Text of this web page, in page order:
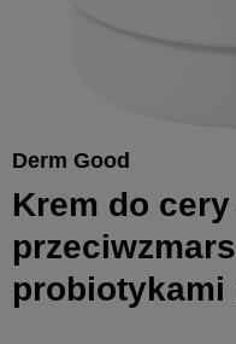
Derm Good
Krem do cery
probiotykami